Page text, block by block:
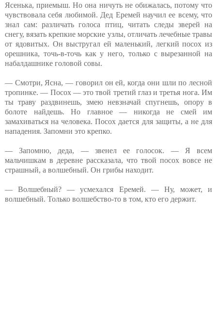
Ясенька, приемыш. Но она ничуть не обижалась, потому что
чувствовала себя любимой. Дед Еремей научил ее всему, что
знал сам: различать голоса птиц, читать следы зверей на
снегу, вязать крепкие морские узлы, отличать лечебные травы
от ядовитых. Он выстругал ей маленький, легкий посох из
орешника, точь-в-точь как у него, только с вырезанной на
набалдашнике головой совы.
— Смотри, Ясна, — говорил он ей, когда они шли по лесной
тропинке. — Посох — это твой третий глаз и третья нога. Им
ты траву раздвинешь, змею невзначай спугнешь, опору в
болоте найдешь. Но главное — никогда не смей им
замахиваться на человека. Посох дается для защиты, а не для
нападения. Запомни это крепко.
— Запомню, деда, — звенел ее голосок. — Я всем
мальчишкам в деревне рассказала, что твой посох вовсе не
страшный, а волшебный. Он грибы находит.
— Волшебный? — усмехался Еремей. — Ну, может, и
волшебный. Только волшебство-то в том, кто его держит.